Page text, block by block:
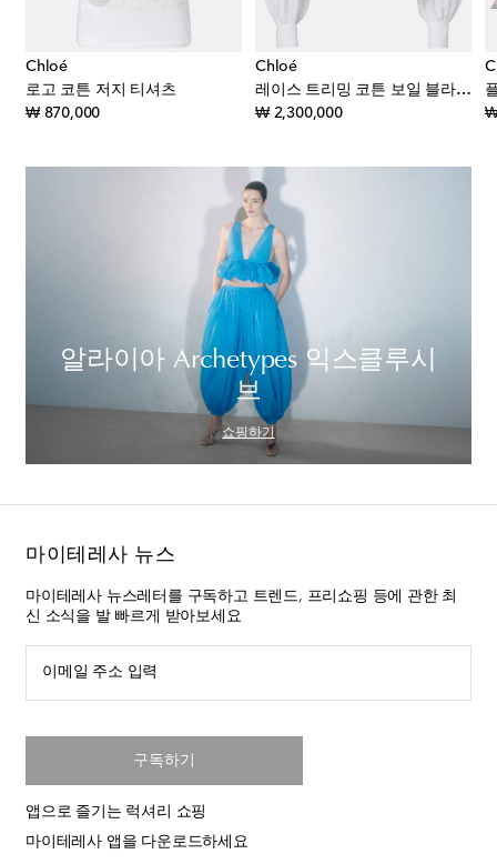
Chloé
로고 코튼 저지 티셔츠
₩ 870,000original price
Chloé
레이스 트리밍 코튼 보일 블라우스
₩ 2,300,000original price
₩
알라이아 Archetypes 익스클루시
브
쇼핑하기
마이테레사 뉴스
마이테레사 뉴스레터를 구독하고 트렌드, 프리쇼핑 등에 관한 최
신 소식을 발 빠르게 받아보세요
이메일 주소 입력
구독하기
앱으로 즐기는 럭셔리 쇼핑
마이테레사 앱을 다운로드하세요